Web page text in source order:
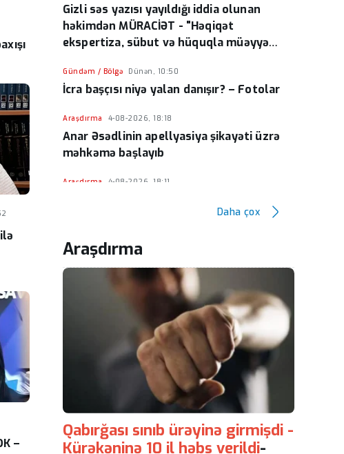
–
Gizli səs yazısı yayıldığı iddia olunan
həkimdən MÜRACİƏT - "Həqiqət
ekspertiza, sübut və hüquqla müəyyən
Gündəm / Bölgə Dünən, 10:50
İcra başçısı niyə yalan danışır? – Fotolar
Araşdırma 4-08-2026, 18:18
Anar Əsədlinin apellyasiya şikayəti üzrə
məhkəmə başlayıb
Araşdırma 4-08-2026, 18:11
verildi - Milyonluq əmlakı müsadirə
Daha çox
Araşdırma
Qabırğası sınıb ürəyinə girmişdi -
Kürəkəninə 10 il həbs verildi-